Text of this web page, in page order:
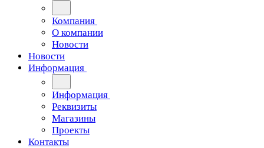
Компания
О компании
Новости
Новости
Информация
Информация
Реквизиты
Магазины
Проекты
Контакты